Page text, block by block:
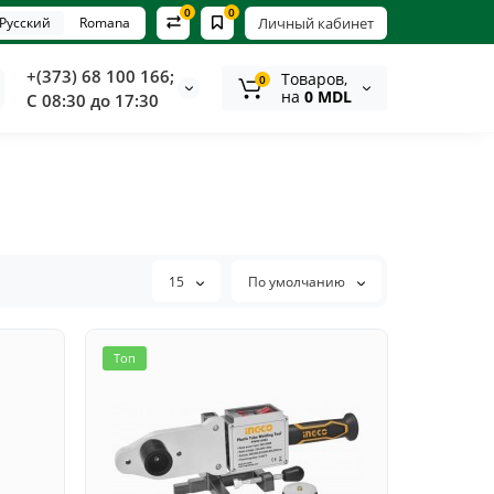
Личный кабинет
0
0
Русский Romana
+(373) 68 100 166;
С 08:30 до 17:30
0
Tоваров,
на 0 MDL
15 По умолчанию
Топ